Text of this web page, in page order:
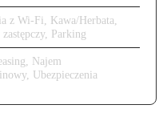
z Wi-Fi, Kawa/Herbata,
zastępczy, Parking
Najem
Ubezpieczenia